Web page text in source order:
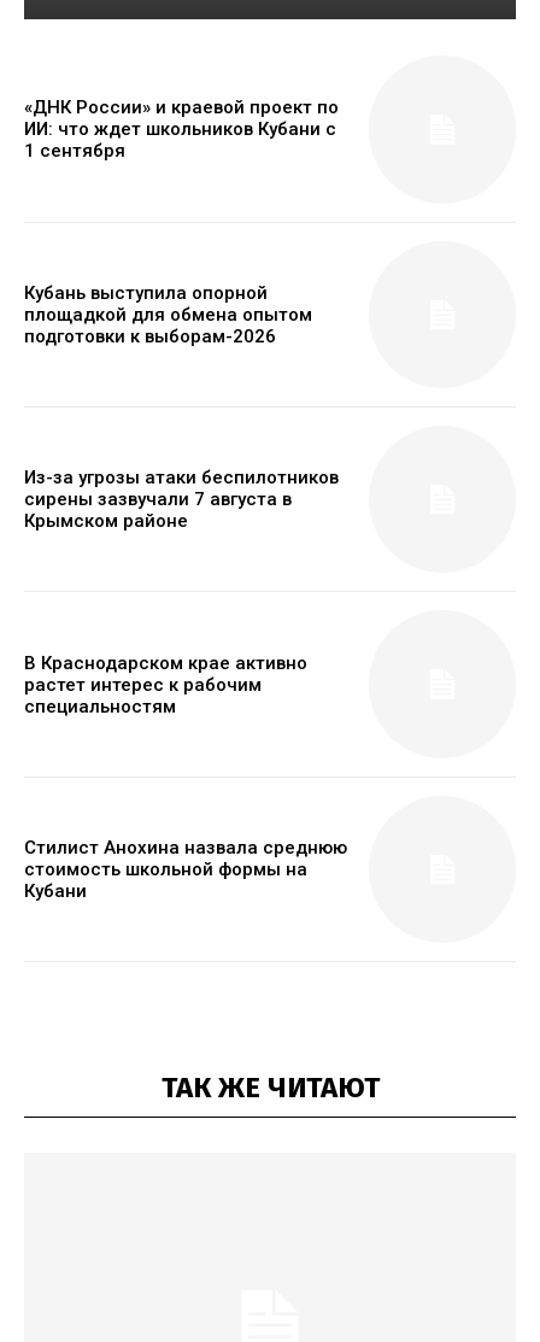
«ДНК России» и краевой проект по
ИИ: что ждет школьников Кубани с
1 сентября
Кубань выступила опорной
площадкой для обмена опытом
подготовки к выборам-2026
Из-за угрозы атаки беспилотников
сирены зазвучали 7 августа в
Крымском районе
В Краснодарском крае активно
растет интерес к рабочим
специальностям
Стилист Анохина назвала среднюю
стоимость школьной формы на
Кубани
ТАК ЖЕ ЧИТАЮТ